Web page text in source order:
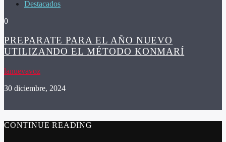
Destacados
0
PREPARATE PARA EL AÑO NUEVO
UTILIZANDO EL MÉTODO KONMARÍ
lanuevavoz
30 diciembre, 2024
CONTINUE READING